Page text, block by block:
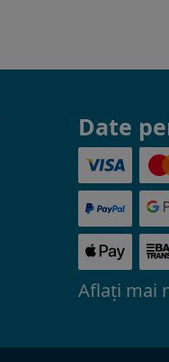
Date
Aflaţi mai